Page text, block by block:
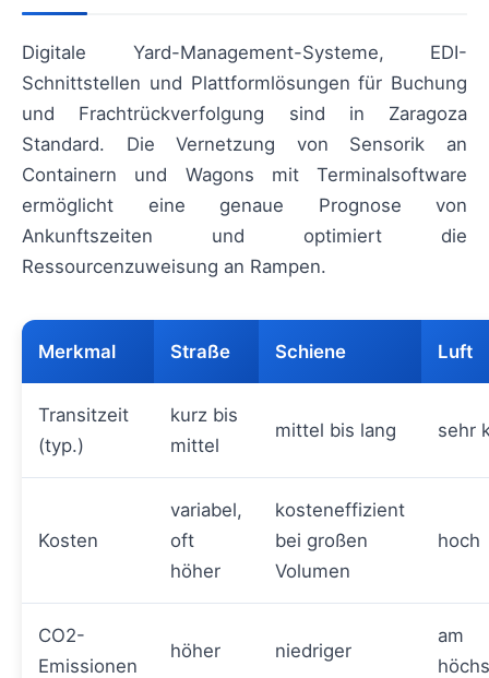
Digitale Yard-Management-Systeme, EDI-
Schnittstellen und Plattformlösungen für Buchung
und Frachtrückverfolgung sind in Zaragoza
Standard. Die Vernetzung von Sensorik an
Containern und Wagons mit Terminalsoftware
ermöglicht eine genaue Prognose von
Ankunftszeiten und optimiert die
Ressourcenzuweisung an Rampen.
Merkmal Straße Schiene Luft
Transitzeit
(typ.)
kurz bis
mittel
mittel bis lang sehr
Kosten
variabel,
oft
höher
kosteneffizient
bei großen
Volumen
hoch
CO2-
Emissionen
höher niedriger
am